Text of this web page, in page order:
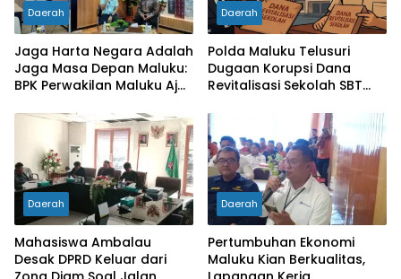
Daerah
Jaga Harta Negara Adalah
Jaga Masa Depan Maluku:
BPK Perwakilan Maluku Ajak
Pengawasan Kritis dan
Daerah
Polda Maluku Telusuri
Dugaan Korupsi Dana
Revitalisasi Sekolah SBT
Diperiksa
Daerah
Mahasiswa Ambalau
Desak DPRD Keluar dari
Daerah
Pertumbuhan Ekonomi
Maluku Kian Berkualitas,